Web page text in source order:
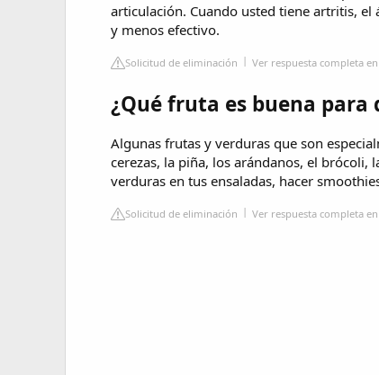
articulación. Cuando usted tiene artritis,
y menos efectivo.
Solicitud de eliminación Ver respuesta completa
¿Qué fruta es buena
Algunas frutas y verduras que son
cerezas, la piña, los arándanos, el brócoli,
verduras en tus ensaladas, hacer
Solicitud de eliminación Ver respuesta completa